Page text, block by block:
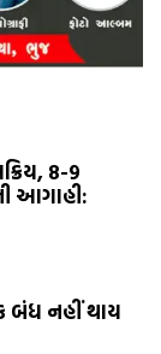
8-9
આગાહી:
બંધ નહીં થાય